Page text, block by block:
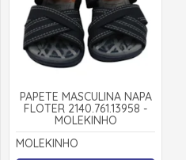
PAPETE MASCULINA NAPA
FLOTER 2140.761.13958 -
MOLEKINHO
MOLEKINHO